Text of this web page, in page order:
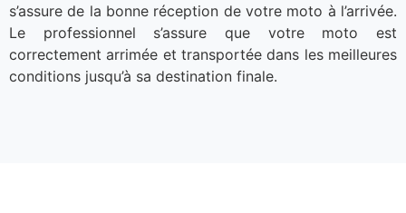
s’assure de la bonne réception de votre moto à l’arrivée.
Le professionnel s’assure que votre moto est
correctement arrimée et transportée dans les meilleures
conditions jusqu’à sa destination finale.